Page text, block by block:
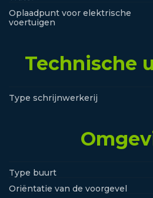
Oplaadpunt voor elektrische
voertuigen
Technische
Type schrijnwerkerij
Type buurt
Oriëntatie van de voorgevel